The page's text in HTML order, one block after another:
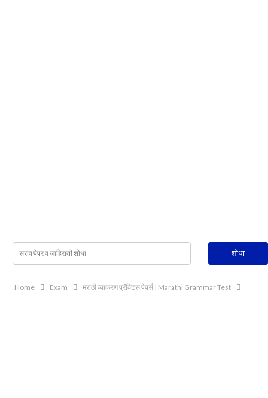
Home Exam मराठी व्याकरण प्रॅक्टिस पेपर्स | Marathi Grammar Test